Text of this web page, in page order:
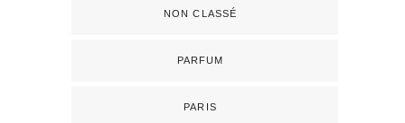
NON CLASSÉ
PARFUM
PARIS